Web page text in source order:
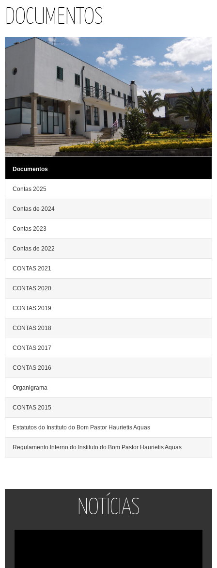
DOCUMENTOS
Documentos
Contas 2025
Contas de 2024
Contas 2023
Contas de 2022
CONTAS 2021
CONTAS 2020
CONTAS 2019
CONTAS 2018
CONTAS 2017
CONTAS 2016
Organigrama
CONTAS 2015
Estatutos do Instituto do Bom Pastor Haurietis Aquas
Regulamento Interno do Instituto do Bom Pastor Haurietis Aquas
NOTÍCIAS